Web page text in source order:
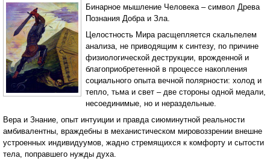
Бинарное мышление Человека – символ Древа
Познания Добра и Зла.
Целостность Мира расщепляется скальпелем
анализа, не приводящим к синтезу, по причине
физиологической деструкции, врожденной и
благоприобретенной в процессе накопления
социального опыта вечной полярности: холод и
тепло, тьма и свет – две стороны одной медали,
несоединимые, но и нераздельные.
Вера и Знание, опыт интуиции и правда сиюминутной реальности
амбивалентны, враждебны в механистическом мировоззрении внешне
устроенных индивидуумов, жадно стремящихся к комфорту и сытости
тела, поправшего нужды духа.